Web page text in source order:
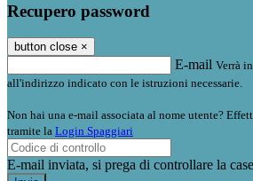
Recupero password
button close ×
E-mail Verrà
all'indirizzo indicato con le istruzioni necessarie.
Non hai una e-mail associata al nome utente?
tramite la Login Spaggiari
E-mail inviata, si prega di controllare la